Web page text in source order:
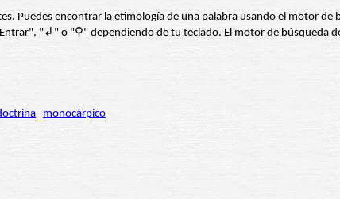
Puedes encontrar la etimología de una palabra usando el motor
"↲" o "⚲" dependiendo de tu teclado. El motor de búsqueda
monocárpico